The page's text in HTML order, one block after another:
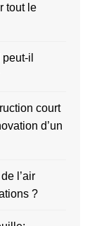
tout le
il
court
d’un
l’air
?